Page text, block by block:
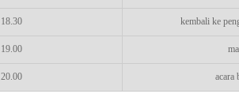
18.30 kembali ke
19.00
20.00 acara